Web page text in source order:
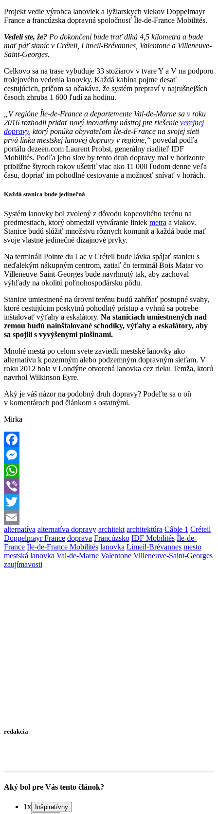
Projekt vedie výrobca lanoviek a lyžiarskych vlekov Doppelmayr
France a francúzska dopravná spoločnosť Île-de-France Mobilités.
Vedeli ste, že? Po dokončení bude trať dlhá 4,5 kilometra a bude
mať päť staníc v Créteil, Limeil-Brévannes, Valentone a Villeneuve-
Saint-Georges.
Celkovo sa na trase vybuduje 33 stožiarov v tvare Y a V na podporu
trolejového vedenia lanovky. Každá kabína pojme desať
cestujúcich, pričom sa očakáva, že systém prepraví v najrušnejších
časoch zhruba 1 600 ľudí za hodinu.
„V regióne Île-de-France a departemente Val-de-Marne sa v roku
2016 rozhodli pridať nový inovatívny nástroj pre riešenie verejnej
dopravy, ktorý ponúka obyvateľom Île-de-France na svojej sieti
prvú linku mestskej lanovej dopravy v regióne,“ povedal podľa
portálu dezeen.com Laurent Probst, generálny riaditeľ IDF
Mobilités. Podľa jeho slov by tento druh dopravy mal v horizonte
približne štyroch rokov ušetriť viac ako 11 000 ľudom denne veľa
času, dopriať im pohodlné cestovanie a možnosť snívať v horách.
Každá stanica bude jedinečná
Systém lanovky bol zvolený z dôvodu kopcovitého terénu na
predmestiach, ktorý obmedzil vytváranie liniek metra a vlakov.
Stanice budú slúžiť množstvu rôznych komunít a každá bude mať
svoje vlastné jedinečné dizajnové prvky.
Na termináli Pointe du Lac v Créteil bude lávka spájať stanicu s
neďalekým nákupným centrom, zatiaľ čo terminál Bois Matar vo
Villeneuve-Saint-Georges bude navrhnutý tak, aby zachoval
výhľady na okolitú poľnohospodársku pôdu.
Stanice umiestnené na úrovni terénu budú zahŕňať postupné svahy,
ktoré cestujúcim poskytnú pohodlný prístup a vyhnú sa potrebe
inštalovať výťahy a eskalátory. Na staniciach umiestnených nad
zemou budú nainštalované schodíky, výťahy a eskalátory, aby
sa spojili s vyvýšenými plošinami.
Mnohé mestá po celom svete zaviedli mestské lanovky ako
alternatívu k pozemným alebo podzemným dopravným sieťam. V
roku 2012 bola v Londýne otvorená lanovka cez rieku Temža, ktorú
navrhol Wilkinson Eyre.
Aký je váš názor na podobný druh dopravy? Podeľte sa o oň
v komentároch pod článkom s ostatnými.
Mirka
Facebook
Messenger
WhatsApp
Viber
Twitter
Email
alternatíva alternatíva dopravy architekt architektúra Câble 1 Créteil
Doppelmayr France doprava Francúzsko IDF Mobilités Île-de-
France Île-de-France Mobilités lanovka Limeil-Brévannes mesto
mestská lanovka Val-de-Marne Valentone Villeneuve-Saint-Georges
zaujímavosti
redakcia
Aký bol pre Vás tento článok?
1x